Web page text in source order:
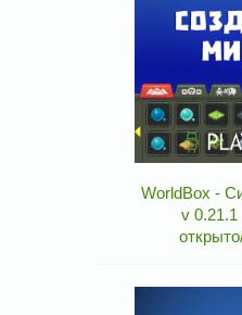
WorldBox -
v